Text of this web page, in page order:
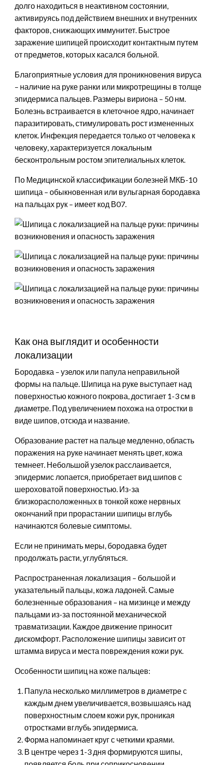
долго находиться в неактивном состоянии,
активируясь под действием внешних и внутренних
факторов, снижающих иммунитет. Быстрое
заражение шипицей происходит контактным путем
от предметов, которых касался больной.
Благоприятные условия для проникновения вируса
– наличие на руке ранки или микротрещины в толще
эпидермиса пальцев. Размеры вириона – 50 нм.
Болезнь встраивается в клеточное ядро, начинает
паразитировать, стимулировать рост измененных
клеток. Инфекция передается только от человека к
человеку, характеризуется локальным
бесконтрольным ростом эпителиальных клеток.
По Медицинской классификации болезней МКБ-10
шипица – обыкновенная или вульгарная бородавка
на пальцах рук – имеет код В07.
Как она выглядит и особенности
локализации
Бородавка – узелок или папула неправильной
формы на пальце. Шипица на руке выступает над
поверхностью кожного покрова, достигает 1-3 см в
диаметре. Под увеличением похожа на отростки в
виде шипов, отсюда и название.
Образование растет на пальце медленно, область
поражения на руке начинает менять цвет, кожа
темнеет. Небольшой узелок расслаивается,
эпидермис лопается, приобретает вид шипов с
шероховатой поверхностью. Из-за
близкорасположенных в тонкой коже нервных
окончаний при прорастании шипицы вглубь
начинаются болевые симптомы.
Если не принимать меры, бородавка будет
продолжать расти, углубляться.
Распространенная локализация – большой и
указательный пальцы, кожа ладоней. Самые
болезненные образования – на мизинце и между
пальцами из-за постоянной механической
травматизации. Каждое движение приносит
дискомфорт. Расположение шипицы зависит от
штамма вируса и места повреждения кожи рук.
Особенности шипиц на коже пальцев:
Папула несколько миллиметров в диаметре с
каждым днем увеличивается, возвышаясь над
поверхностным слоем кожи рук, проникая
отростками вглубь эпидермиса.
Форма напоминает круг с четкими краями.
В центре через 1-3 дня формируются шипы,